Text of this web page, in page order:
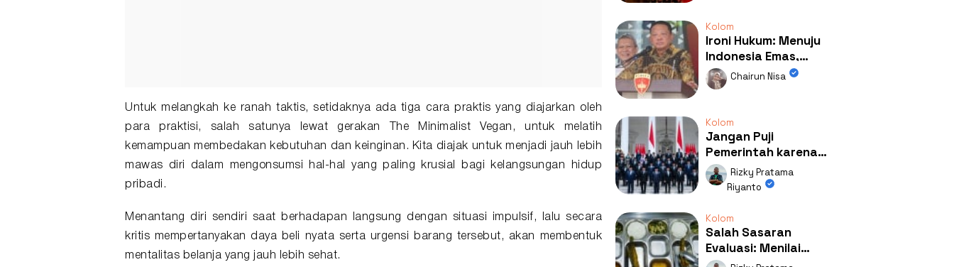
Untuk melangkah ke ranah taktis, setidaknya ada tiga cara praktis yang diajarkan oleh
para praktisi, salah satunya lewat gerakan The Minimalist Vegan, untuk melatih
kemampuan membedakan kebutuhan dan keinginan. Kita diajak untuk menjadi jauh lebih
mawas diri dalam mengonsumsi hal-hal yang paling krusial bagi kelangsungan hidup
pribadi.
Menantang diri sendiri saat berhadapan langsung dengan situasi impulsif, lalu secara
kritis mempertanyakan daya beli nyata serta urgensi barang tersebut, akan membentuk
mentalitas belanja yang jauh lebih sehat.
Kolom
Ironi Hukum: Menuju
Indonesia Emas,
Ternyata Emasnya
Ada di Rumah Febrie!
Chairun Nisa
Kolom
Jangan Puji
Pemerintah karena
Kerja: Mengapa
Publik Begitu Mudah
Rizky Pratama
Riyanto
Kolom
Salah Sasaran
Evaluasi: Menilai
Program MBG Lewat